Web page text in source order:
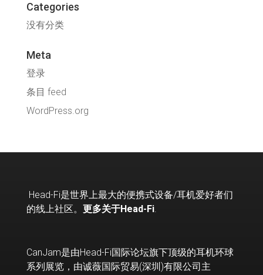
Categories
没有分类
Meta
登录
条目 feed
WordPress.org
Head-Fi是世界上最大的便携式设备/耳机爱好者们
的线上社区。 更多关于Head-Fi.
CanJam是由Head-Fi国际论坛旗下顶级的耳机环球
系列展览，由诚薇国际贸易(深圳)有限公司主